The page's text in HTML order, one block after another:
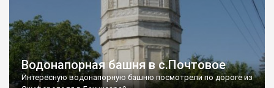
Водонапорная башня в с.Почтовое
Интересную водонапорную башню посмотрели по дороге из